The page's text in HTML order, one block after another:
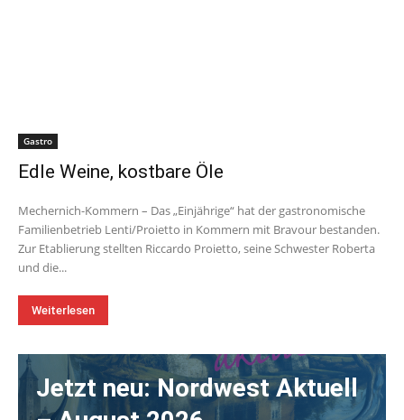
Gastro
Edle Weine, kostbare Öle
Mechernich-Kommern – Das „Einjährige“ hat der gastronomische
Familienbetrieb Lenti/Proietto in Kommern mit Bravour bestanden.
Zur Etablierung stellten Riccardo Proietto, seine Schwester Roberta
und die...
Weiterlesen
Jetzt neu: Nordwest Aktuell